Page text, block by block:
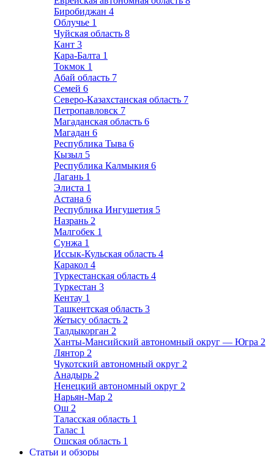
Биробиджан 4
Облучье 1
Чуйская область 8
Кант 3
Кара-Балта 1
Токмок 1
Абай область 7
Семей 6
Северо-Казахстанская область 7
Петропавловск 7
Магаданская область 6
Магадан 6
Республика Тыва 6
Кызыл 5
Республика Калмыкия 6
Лагань 1
Элиста 1
Астана 6
Республика Ингушетия 5
Назрань 2
Малгобек 1
Сунжа 1
Иссык-Кульская область 4
Каракол 4
Туркестанская область 4
Туркестан 3
Кентау 1
Ташкентская область 3
Жетысу область 2
Талдыкорган 2
Ханты-Мансийский автономный округ — Югра 2
Лянтор 2
Чукотский автономный округ 2
Анадырь 2
Ненецкий автономный округ 2
Нарьян-Мар 2
Ош 2
Таласская область 1
Талас 1
Ошская область 1
Статьи и обзоры